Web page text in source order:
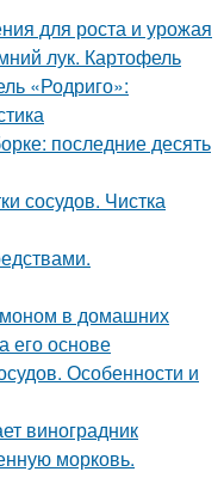
для роста и урожая
лук. Картофель
«Родриго»:
последние десять
сосудов. Чистка
в домашних
его основе
Особенности и
виноградник
морковь.